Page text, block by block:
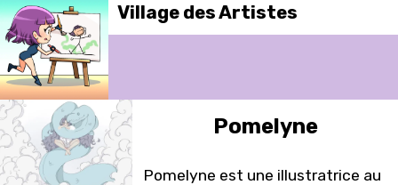
Village des Artistes
Pomelyne
Pomelyne est une illustratrice au